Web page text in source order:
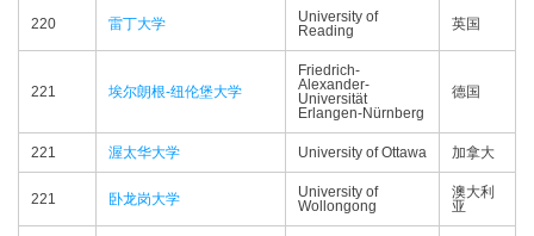
220 雷丁大学
University of
Reading
英国
221 埃尔朗根-纽伦堡大学
Friedrich-
Alexander-
Universität
Erlangen-Nürnberg
德国
221 渥太华大学 University of Ottawa 加拿大
221 卧龙岗大学
University of
Wollongong
澳大利
亚